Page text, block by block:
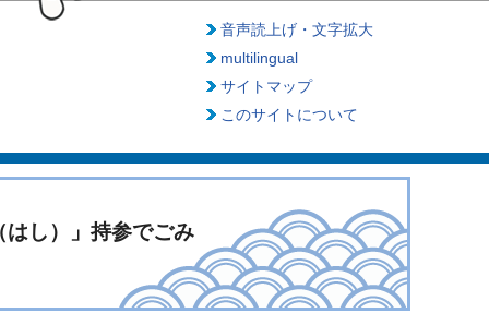
音声読上げ・文字拡大
multilingual
サイトマップ
このサイトについて
し）」持参でごみ